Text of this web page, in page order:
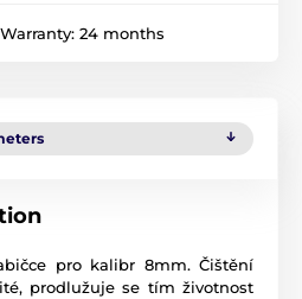
Warranty: 24 months
pro kalibr 8mm. Čištění
prodlužuje se tím životnost